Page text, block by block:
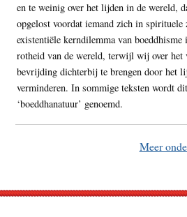
en te weinig over het lijden in de wereld,
opgelost voordat iemand zich in
existentiële kerndilemma van
rotheid van de wereld, terwijl wij over het
bevrijding dichterbij te brengen door het
verminderen. In sommige teksten wordt
‘boeddhanatuur’ genoemd.
Meer